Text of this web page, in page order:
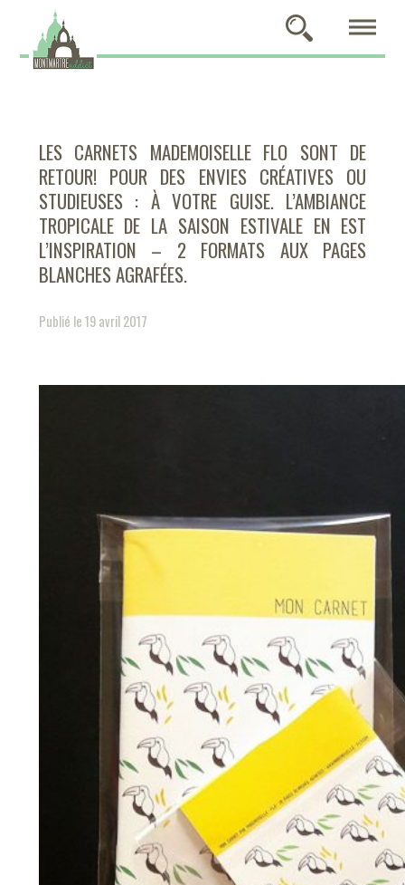
LES CARNETS MADEMOISELLE FLO SONT DE
RETOUR! POUR DES ENVIES CRÉATIVES OU
STUDIEUSES : À VOTRE GUISE. L’AMBIANCE
TROPICALE DE LA SAISON ESTIVALE EN EST
L’INSPIRATION – 2 FORMATS AUX PAGES
BLANCHES AGRAFÉES.
Publié le 19 avril 2017